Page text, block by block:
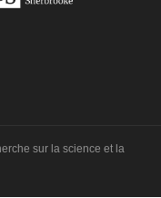
sur la science et la